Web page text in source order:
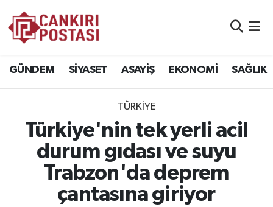
GÜNDEM SİYASET ASAYİŞ EKONOMİ SAĞLIK
TÜRKİYE
Türkiye'nin tek yerli acil
durum gıdası ve suyu
Trabzon'da deprem
çantasına giriyor
EKONOMİ
SAĞLIK
SPOR
Trafik Durumu
Süper Lig Puan Durumu ve Fikstür
Tüm Manşetler